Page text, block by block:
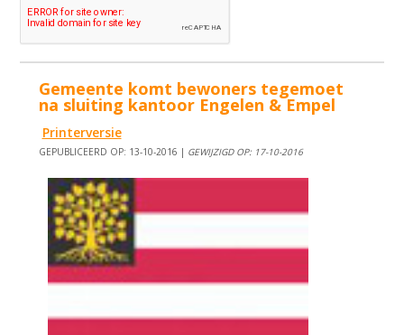
Gemeente komt bewoners tegemoet
na sluiting kantoor Engelen & Empel
Printerversie
GEPUBLICEERD OP: 13-10-2016 | GEWIJZIGD OP: 17-10-2016